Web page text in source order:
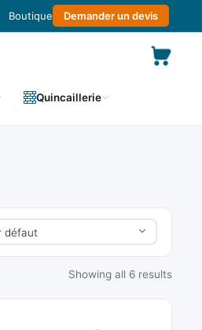
Boutique Demander un devis
Quincaillerie
Showing all 6 results